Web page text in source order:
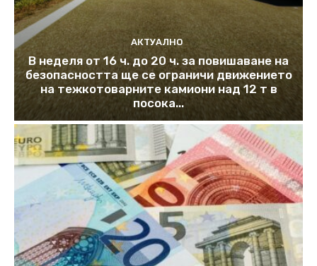
АКТУАЛНО
В неделя от 16 ч. до 20 ч. за повишаване на
безопасността ще се ограничи движението
на тежкотоварните камиони над 12 т в
посока...